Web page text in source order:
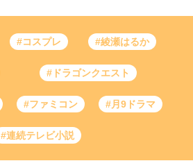
#コスプレ #綾瀬はるか
#ドラゴンクエスト
#ファミコン #月9ドラマ
#連続テレビ小説